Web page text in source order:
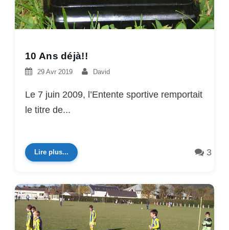
10 Ans déjà!!
29 Avr 2019 David
Le 7 juin 2009, l’Entente sportive remportait
le titre de...
Lire plus... 3